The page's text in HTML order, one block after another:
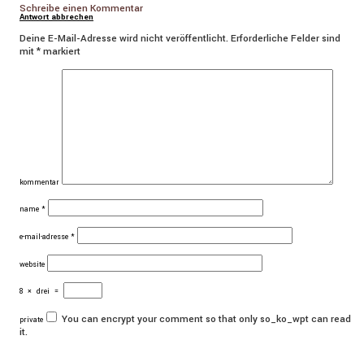
Schreibe einen Kommentar
Antwort abbrechen
Deine E-Mail-Adresse wird nicht veröffentlicht. Erforderliche Felder sind
mit*markiert
kommentar
name *
e-mail-adresse *
website
8 × drei =
private
You can encrypt your comment so that only so_ko_wpt can read
it.